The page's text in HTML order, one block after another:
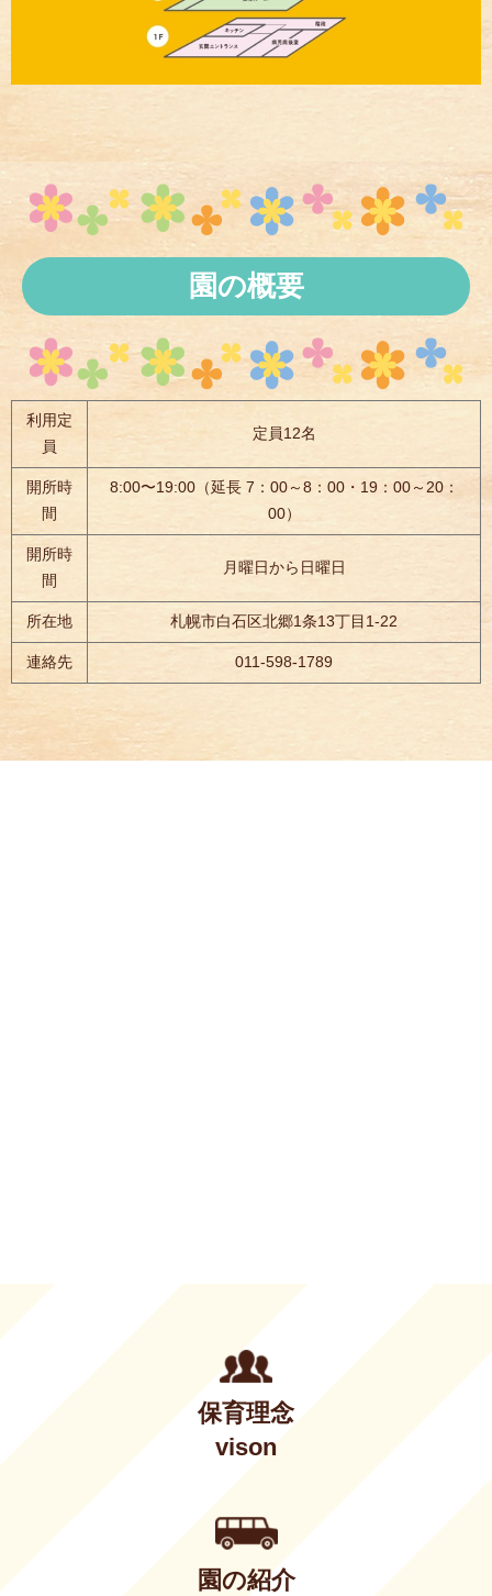
園の概要
利用定
員
定員12名
開所時
間
8:00〜19:00（延長 7：00～8：00・19：00～20：
00）
開所時
間
月曜日から日曜日
所在地 札幌市白石区北郷1条13丁目1-22
連絡先 011-598-1789
保育理念
vison
園の紹介